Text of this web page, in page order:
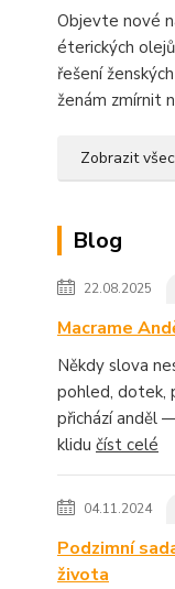
Objevte nové
éterických
řešení
ženám zmírnit
Zobrazit
Blog
22.08.2025
Macrame
Někdy slova
pohled, dotek,
přichází anděl
klidu číst celé
04.11.2024
Podzimní
života